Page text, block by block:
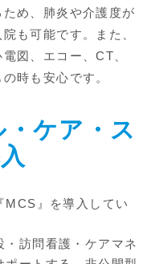
め、肺炎や介護度が
も可能です。また、
図、エコー、CT、
時も安心です。
ケア・ス
MCS』を導入してい
訪問看護・ケアマネ